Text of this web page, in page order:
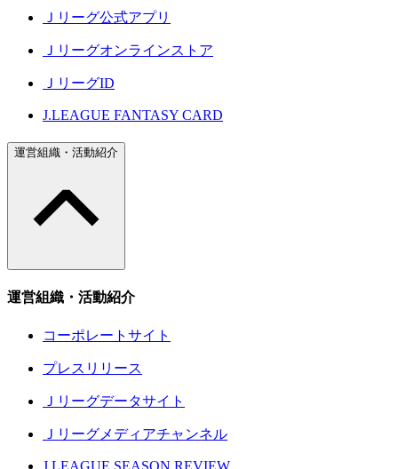
Ｊリーグ公式アプリ
Ｊリーグオンラインストア
ＪリーグID
J.LEAGUE FANTASY CARD
運営組織・活動紹介
運営組織・活動紹介
コーポレートサイト
プレスリリース
Ｊリーグデータサイト
Ｊリーグメディアチャンネル
J.LEAGUE SEASON REVIEW